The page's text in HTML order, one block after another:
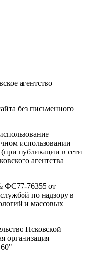
агентство
без письменного
использовании
публикации в сети
агентства
ФС77-76355 от
по надзору в
и массовых
Псковской
организация